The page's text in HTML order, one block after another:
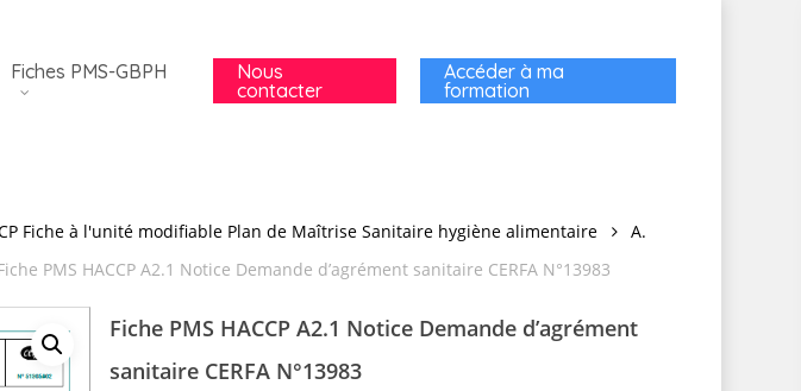
Fiches PMS-GBPH
Nous
contacter
Accéder à ma
formation
Fiche à l'unité modifiable Plan de Maîtrise Sanitaire hygiène alimentaire
A.
PMS HACCP A2.1 Notice Demande d’agrément sanitaire CERFA N°13983
Fiche PMS HACCP A2.1 Notice Demande d’agrément
sanitaire CERFA N°13983